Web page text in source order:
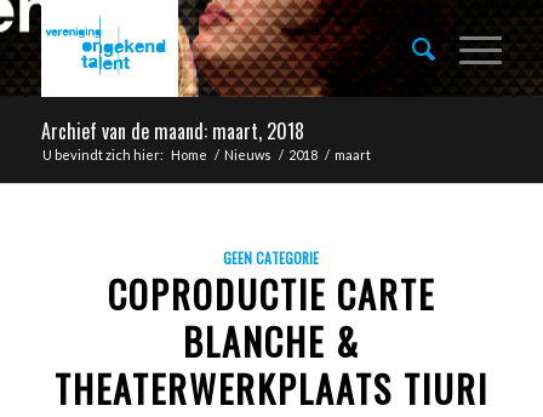
Archief van de maand: maart, 2018
U bevindt zich hier: Home / Nieuws / 2018 / maart
GEEN CATEGORIE
COPRODUCTIE CARTE
BLANCHE &
THEATERWERKPLAATS TIURI